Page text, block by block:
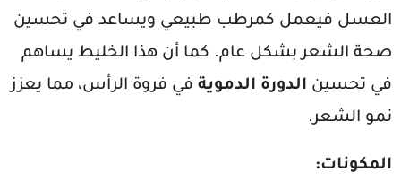
العسل فيعمل كمرطب طبيعي ويساعد في تحسين
صحة الشعر بشكل عام. كما أن هذا الخليط يساهم
في تحسين الدورة الدموية في فروة الرأس، مما يعزز
نمو الشعر.
المكونات: